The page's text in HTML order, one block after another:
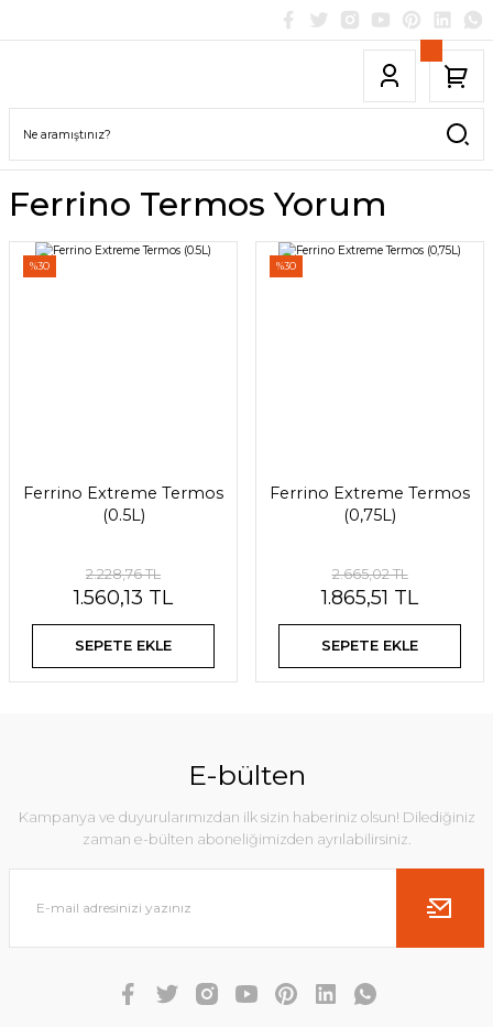
Ferrino Termos Yorum
%30
Ferrino Extreme Termos
(0.5L)
2.228,76 TL
1.560,13 TL
SEPETE EKLE
%30
Ferrino Extreme Termos
(0,75L)
2.665,02 TL
1.865,51 TL
SEPETE EKLE
E-bülten
Kampanya ve duyurularımızdan ilk sizin haberiniz olsun! Dilediğiniz
zaman e-bülten aboneliğimizden ayrılabilirsiniz.